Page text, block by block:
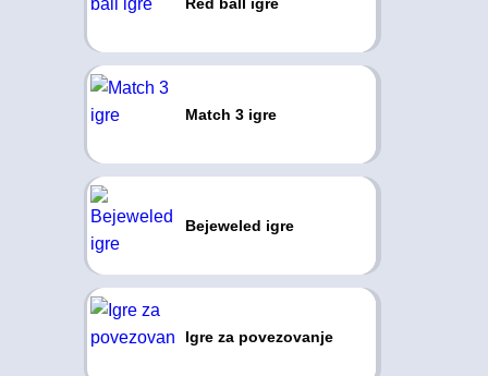
Match 3 igre
Bejeweled igre
Igre za povezovanje